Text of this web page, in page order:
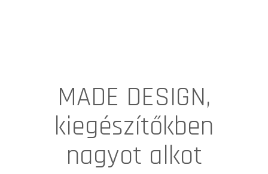
MADE DESIGN,
kiegészítőkben
nagyot alkot